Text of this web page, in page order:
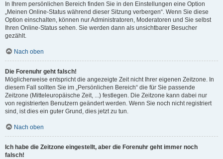
In Ihrem persönlichen Bereich finden Sie in den Einstellungen eine Option
„Meinen Online-Status während dieser Sitzung verbergen“. Wenn Sie diese
Option einschalten, können nur Administratoren, Moderatoren und Sie selbst
Ihren Online-Status sehen. Sie werden dann als unsichtbarer Besucher
gezählt.
Nach oben
Die Forenuhr geht falsch!
Möglicherweise entspricht die angezeigte Zeit nicht Ihrer eigenen Zeitzone. In
diesem Fall sollten Sie im „Persönlichen Bereich“ die für Sie passende
Zeitzone (Mitteleuropäische Zeit, ...) festlegen. Die Zeitzone kann dabei nur
von registrierten Benutzern geändert werden. Wenn Sie noch nicht registriert
sind, ist dies ein guter Grund, dies jetzt zu tun.
Nach oben
Ich habe die Zeitzone eingestellt, aber die Forenuhr geht immer noch
falsch!